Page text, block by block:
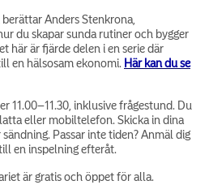
Anders Stenkrona,
du skapar sunda rutiner och bygger
här är fjärde delen i en serie där
en hälsosam ekonomi. Här kan du se
11.00–11.30, inklusive frågestund. Du
eller mobiltelefon. Skicka in dina
Passar inte tiden? Anmäl dig
en inspelning efteråt.
är gratis och öppet för alla.